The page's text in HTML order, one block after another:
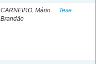
CARNEIRO, Mário
Brandão
Tese